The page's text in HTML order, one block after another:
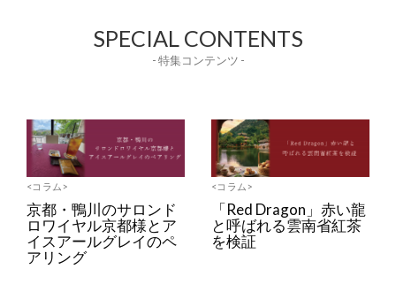
SPECIAL CONTENTS
- 特集コンテンツ -
<コラム>
京都・鴨川のサロンド
ロワイヤル京都様とア
イスアールグレイのペ
アリング
<コラム>
「Red Dragon」赤い龍
と呼ばれる雲南省紅茶
を検証